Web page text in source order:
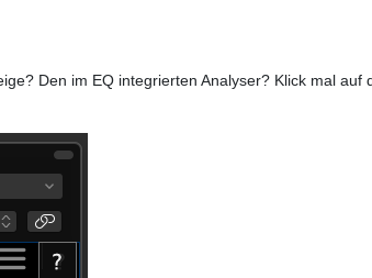
Den im EQ integrierten Analyser? Klick mal